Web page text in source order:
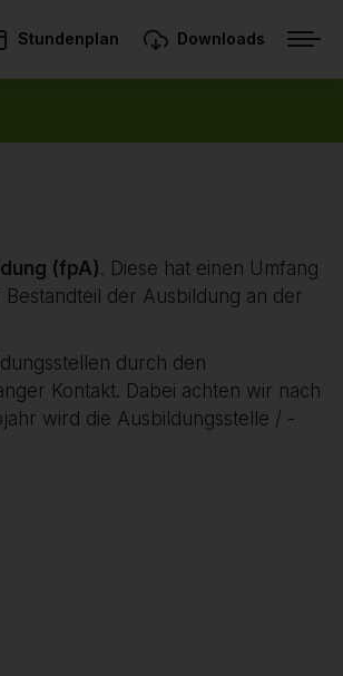
Stundenplan Downloads
(fpA). Diese hat einen Umfang
der Ausbildung an der
durch den
Kontakt. Dabei achten wir nach
wird die Ausbildungsstelle / -